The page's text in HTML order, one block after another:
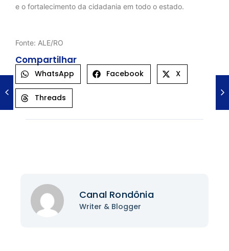
e o fortalecimento da cidadania em todo o estado.
Fonte: ALE/RO
Compartilhar
WhatsApp Facebook X
Threads
Canal Rondônia
Writer & Blogger